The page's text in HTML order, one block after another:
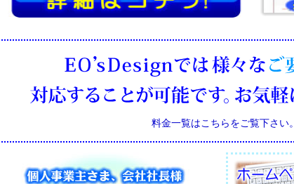
料金一覧はこちらをご覧下さい。